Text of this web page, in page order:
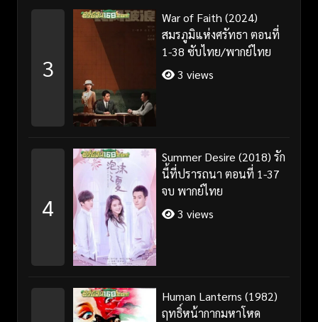
3
War of Faith (2024)
สมรภูมิแห่งศรัทธา ตอนที่
1-38 ซับไทย/พากย์ไทย
3 views
4
Summer Desire (2018) รัก
นี้ที่ปรารถนา ตอนที่ 1-37
จบ พากย์ไทย
3 views
Human Lanterns (1982)
ฤทธิ์หน้ากากมหาโหด